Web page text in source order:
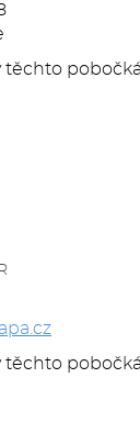
těchto
těchto